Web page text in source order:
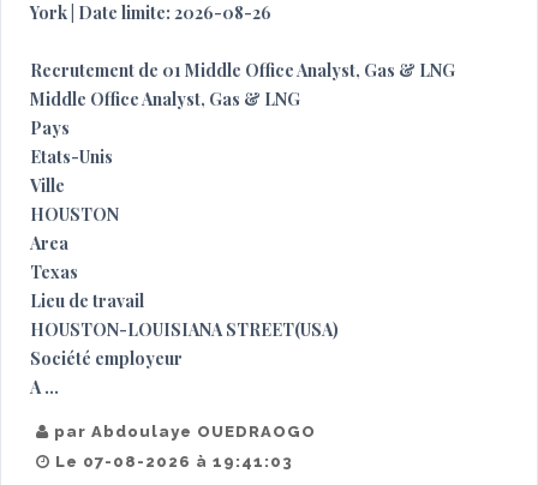
York | Date limite: 2026-08-26
Recrutement de 01 Middle Office Analyst, Gas & LNG
Middle Office Analyst, Gas & LNG
Pays
Etats-Unis
Ville
HOUSTON
Area
Texas
Lieu de travail
HOUSTON-LOUISIANA STREET(USA)
Société employeur
A ...
par Abdoulaye OUEDRAOGO
Le 07-08-2026 à 19:41:03